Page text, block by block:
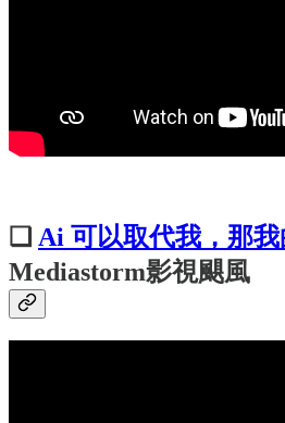
❏ Ai 可以取代我，那我
Mediastorm影視颶風